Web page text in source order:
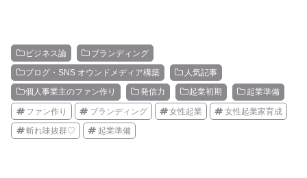
ビジネス論 ブランディング
ブログ・SNS オウンドメディア構築 人気記事
個人事業主のファン作り 発信力 起業初期 起業準備
ファン作り ブランディング 女性起業 女性起業家育成
斬れ味抜群♡ 起業準備